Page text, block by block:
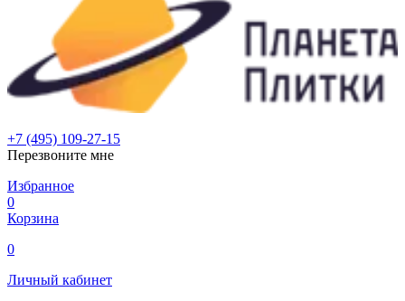
+7 (495) 109-27-15
Перезвоните мне
Избранное
0
Корзина
0
Личный кабинет